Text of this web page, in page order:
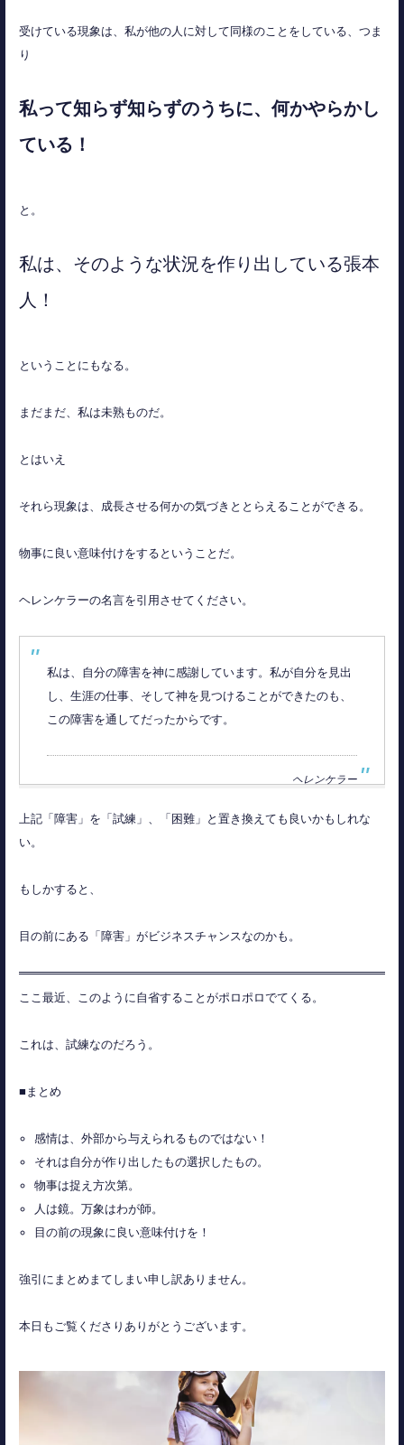
受けている現象は、私が他の人に対して同様のことをしている、つま
り
私って知らず知らずのうちに、何かやらかし
ている！
と。
私は、そのような状況を作り出している張本
人！
ということにもなる。
まだまだ、私は未熟ものだ。
とはいえ
それら現象は、成長させる何かの気づきととらえることができる。
物事に良い意味付けをするということだ。
ヘレンケラーの名言を引用させてください。
私は、自分の障害を神に感謝しています。私が自分を見出
し、生涯の仕事、そして神を見つけることができたのも、
この障害を通してだったからです。
ヘレンケラー
上記「障害」を「試練」、「困難」と置き換えても良いかもしれな
い。
もしかすると、
目の前にある「障害」がビジネスチャンスなのかも。
ここ最近、このように自省することがポロポロでてくる。
これは、試練なのだろう。
■まとめ
感情は、外部から与えられるものではない！
それは自分が作り出したもの選択したもの。
物事は捉え方次第。
人は鏡。万象はわが師。
目の前の現象に良い意味付けを！
強引にまとめまてしまい申し訳ありません。
本日もご覧くださりありがとうございます。